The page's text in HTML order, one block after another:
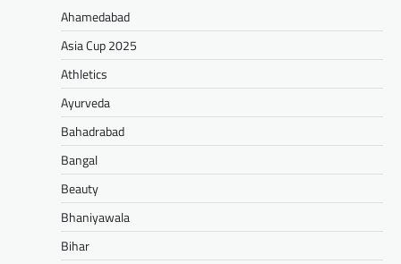
Ahamedabad
Asia Cup 2025
Athletics
Ayurveda
Bahadrabad
Bangal
Beauty
Bhaniyawala
Bihar